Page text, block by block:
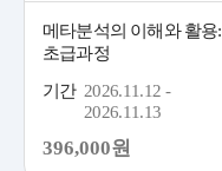
메타분석의 이해와 활용:
초급과정
기간 2026.11.12 -
2026.11.13
396,000원